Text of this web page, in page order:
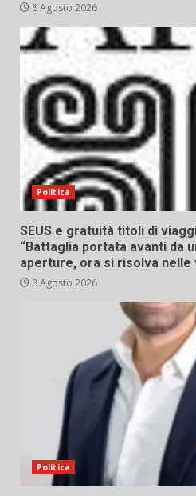
8 Agosto 2026
Politica
SEUS e gratuità titoli di
“Battaglia portata avanti da
aperture, ora si risolva nelle
8 Agosto 2026
Politica